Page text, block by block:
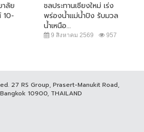
าลัย
10-
ชลประทานเชียงใหม่ เร่ง
พร่องน้ำแม่น้ำปิง รับมวล
น้ำเหนือ...
9 สิงหาคม 2569 957
27 RS Group, Prasert-Manukit Road,
10900, THAILAND